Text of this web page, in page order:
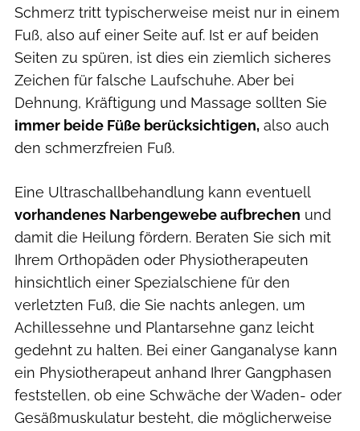
Schmerz tritt typischerweise meist nur in einem
Fuß, also auf einer Seite auf. Ist er auf beiden
Seiten zu spüren, ist dies ein ziemlich sicheres
Zeichen für falsche Laufschuhe. Aber bei
Dehnung, Kräftigung und Massage sollten Sie
immer beide Füße berücksichtigen, also auch
den schmerzfreien Fuß.
Eine Ultraschallbehandlung kann eventuell
vorhandenes Narbengewebe aufbrechen und
damit die Heilung fördern. Beraten Sie sich mit
Ihrem Orthopäden oder Physiotherapeuten
hinsichtlich einer Spezialschiene für den
verletzten Fuß, die Sie nachts anlegen, um
Achillessehne und Plantarsehne ganz leicht
gedehnt zu halten. Bei einer Ganganalyse kann
ein Physiotherapeut anhand Ihrer Gangphasen
feststellen, ob eine Schwäche der Waden- oder
Gesäßmuskulatur besteht, die möglicherweise